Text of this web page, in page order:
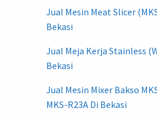
Jual Mesin Meat Slicer
Bekasi
Jual Meja Kerja Stainless
Bekasi
Jual Mesin Mixer Bakso
MKS-R23A Di Bekasi